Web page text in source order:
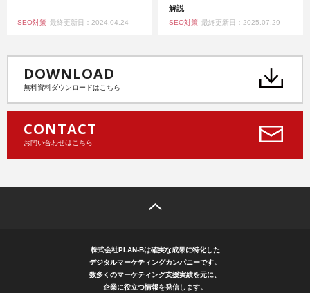
SEO対策 最終更新日：2024.04.24
解説
SEO対策 最終更新日：2025.07.29
DOWNLOAD
無料資料ダウンロードはこちら
CONTACT
お問い合わせはこちら
株式会社PLAN-Bは確実な成果に特化した
デジタルマーケティングカンパニーです。
数多くのマーケティング支援実績を元に、
企業に役立つ情報を発信します。